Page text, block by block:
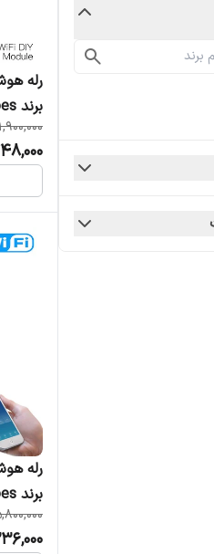
برند Moes مدل MS-101-N
برند Moes مدل ZM-104C-ZR